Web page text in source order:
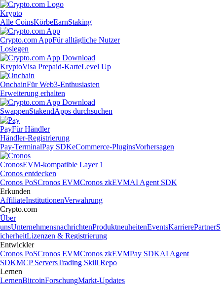
Krypto
Alle CoinsKörbeEarnStaking
Crypto.com AppFür alltägliche Nutzer
Loslegen
KryptoVisa Prepaid-KarteLevel Up
OnchainFür Web3-Enthusiasten
Erweiterung erhalten
SwappenStakendApps durchsuchen
PayFür Händler
Händler-Registrierung
Pay-TerminalPay SDKeCommerce-PluginsVorhersagen
CronosEVM-kompatible Layer 1
Cronos entdecken
Cronos PoSCronos EVMCronos zkEVMAI Agent SDK
Erkunden
AffiliateInstitutionenVerwahrung
Crypto.com
Über
unsUnternehmensnachrichtenProduktneuheitenEventsKarrierePartnerS
icherheitLizenzen & Registrierung
Entwickler
Cronos PoSCronos EVMCronos zkEVMPay SDKAI Agent
SDKMCP ServersTrading Skill Repo
Lernen
LernenBitcoinForschungMarkt-Updates